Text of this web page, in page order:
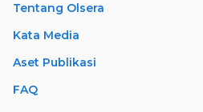
Tentang Olsera
Kata Media
Aset Publikasi
FAQ